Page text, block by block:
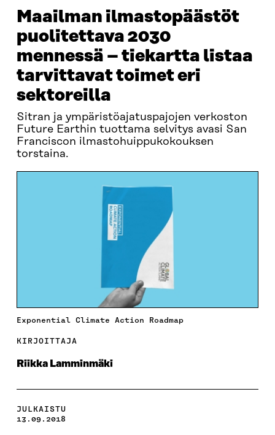
Maailman ilmastopäästöt
puolitettava 2030
mennessä – tiekartta listaa
tarvittavat toimet eri
sektoreilla
Sitran ja ympäristöajatuspajojen verkoston
Future Earthin tuottama selvitys avasi San
Franciscon ilmastohuippukokouksen
torstaina.
Exponential Climate Action Roadmap
KIRJOITTAJA
Riikka Lamminmäki
JULKAISTU
13.09.2018